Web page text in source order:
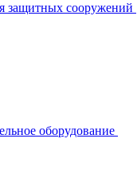
защитных сооружений
оборудование